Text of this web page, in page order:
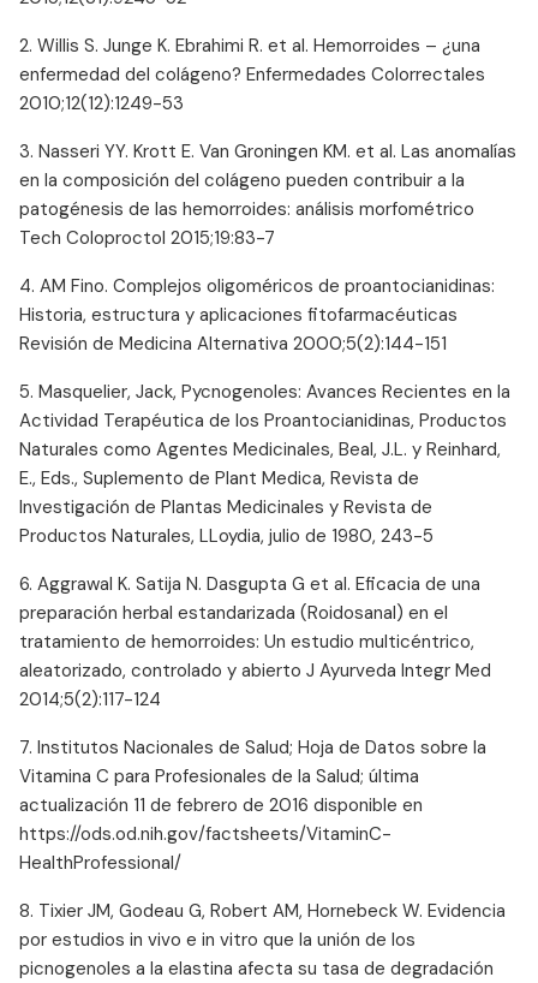
2. Willis S. Junge K. Ebrahimi R. et al. Hemorroides – ¿una
enfermedad del colágeno? Enfermedades Colorrectales
2010;12(12):1249-53
3. Nasseri YY. Krott E. Van Groningen KM. et al. Las anomalías
en la composición del colágeno pueden contribuir a la
patogénesis de las hemorroides: análisis morfométrico
Tech Coloproctol 2015;19:83-7
4. AM Fino. Complejos oligoméricos de proantocianidinas:
Historia, estructura y aplicaciones fitofarmacéuticas
Revisión de Medicina Alternativa 2000;5(2):144-151
5. Masquelier, Jack, Pycnogenoles: Avances Recientes en la
Actividad Terapéutica de los Proantocianidinas, Productos
Naturales como Agentes Medicinales, Beal, J.L. y Reinhard,
E., Eds., Suplemento de Plant Medica, Revista de
Investigación de Plantas Medicinales y Revista de
Productos Naturales, LLoydia, julio de 1980, 243-5
6. Aggrawal K. Satija N. Dasgupta G et al. Eficacia de una
preparación herbal estandarizada (Roidosanal) en el
tratamiento de hemorroides: Un estudio multicéntrico,
aleatorizado, controlado y abierto J Ayurveda Integr Med
2014;5(2):117-124
7. Institutos Nacionales de Salud; Hoja de Datos sobre la
Vitamina C para Profesionales de la Salud; última
actualización 11 de febrero de 2016 disponible en
https://ods.od.nih.gov/factsheets/VitaminC-
HealthProfessional/
8. Tixier JM, Godeau G, Robert AM, Hornebeck W. Evidencia
por estudios in vivo e in vitro que la unión de los
picnogenoles a la elastina afecta su tasa de degradación